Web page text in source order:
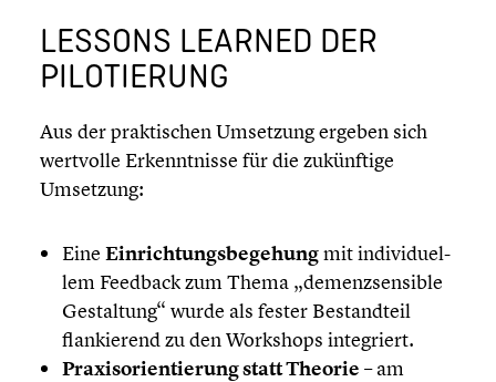
LESSONS LEARNED DER
PILOTIE­RUNG
Aus der prakti­schen Umsetzung ergeben sich
wertvolle Erkennt­nisse für die zukünf­tige
Umsetzung:
Eine Einrich­tungs­be­ge­hungmit indivi­du­el­
lem Feedback zum Thema „demenz­sen­si­ble
Gestal­tung“ wurde als fester Bestand­teil
flankie­rend zu den Workshops integriert.
Praxis­ori­en­tie­rung statt Theorie – am